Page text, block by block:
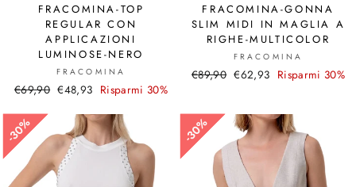
FRACOMINA-TOP
REGULAR CON
APPLICAZIONI
LUMINOSE-NERO
FRACOMINA
Prezzo
listino
€69,90 Prezzo
€48,93 Risparmi 30%
FRACOMINA-GONNA
SLIM MIDI IN MAGLIA A
RIGHE-MULTICOLOR
FRACOMINA
Prezzo
€89,90 Prezzo
€62,93 Risparmi 30%
30%
30% 30%
30%